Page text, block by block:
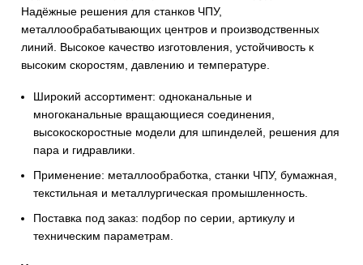
Deublin
Оригинальные вращающиеся соединения Deublin
union) для передачи СОЖ, масла, воздуха, пара и
гидравлических сред в промышленном оборудовании.
Надёжные решения для станков ЧПУ,
металлообрабатывающих центров и производственных
линий. Высокое качество изготовления, устойчивость к
высоким скоростям, давлению и температуре.
Широкий ассортимент: одноканальные и